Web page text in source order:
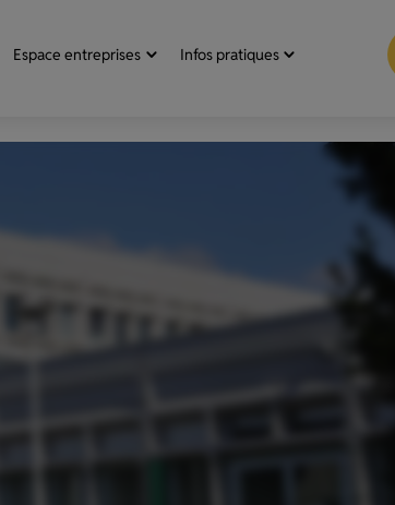
Espace entreprises Infos pratiques